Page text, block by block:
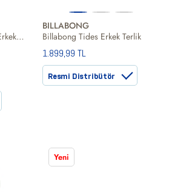
Billabong All Day Impact Erkek Kahverengi Terlik
BILLABONG
Billabong Tides Erkek Terlik
1.899,99 TL
Resmi Distribütör
Yeni